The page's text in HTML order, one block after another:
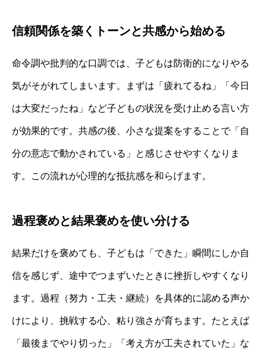
信頼関係を築くトーンと共感から始める
命令調や批判的な口調では、子どもは防衛的になりやる
気がそがれてしまいます。まずは「疲れてるね」「今日
は大変だったね」など子どもの状況を受け止める言い方
が効果的です。共感の後、小さな提案をすることで「自
分の意志で動かされている」と感じさせやすくなりま
す。この流れが心理的な抵抗感を和らげます。
過程褒めと結果褒めを使い分ける
結果だけを褒めても、子どもは「できた」瞬間にしか自
信を感じず、途中でつまずいたときに挫折しやすくなり
ます。過程（努力・工夫・継続）を具体的に認める声か
けにより、挑戦する心、粘り強さが育ちます。たとえば
「最後までやり切った」「考え方が工夫されていた」な